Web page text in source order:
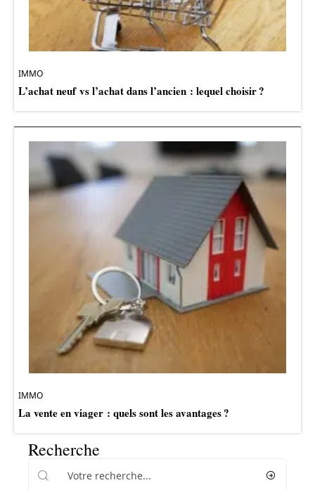
IMMO
L’achat neuf vs l’achat dans l’ancien : lequel choisir ?
IMMO
La vente en viager : quels sont les avantages ?
Recherche